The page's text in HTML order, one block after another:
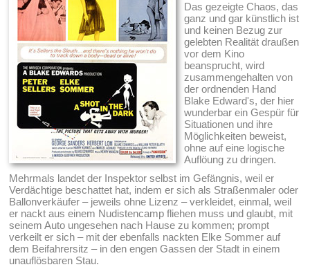
Das gezeigte Chaos, das
ganz und gar künstlich ist
und keinen Bezug zur
gelebten Realität draußen
vor dem Kino
beansprucht, wird
zusammengehalten von
der ordnenden Hand
Blake Edward's, der hier
wunderbar ein Gespür für
Situationen und ihre
Möglichkeiten beweist,
ohne auf eine logische
Auflöung zu dringen.
Mehrmals landet der Inspektor selbst im Gefängnis, weil er
Verdächtige beschattet hat, indem er sich als Straßenmaler oder
Ballonverkäufer – jeweils ohne Lizenz – verkleidet, einmal, weil
er nackt aus einem Nudistencamp fliehen muss und glaubt, mit
seinem Auto ungesehen nach Hause zu kommen; prompt
verkeilt er sich – mit der ebenfalls nackten Elke Sommer auf
dem Beifahrersitz – in den engen Gassen der Stadt in einem
unauflösbaren Stau.